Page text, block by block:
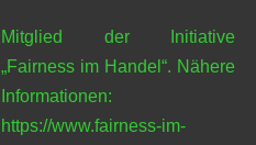
Mitglied der Initiative
„Fairness im Handel“. Nähere
Informationen:
https://www.fairness-im-